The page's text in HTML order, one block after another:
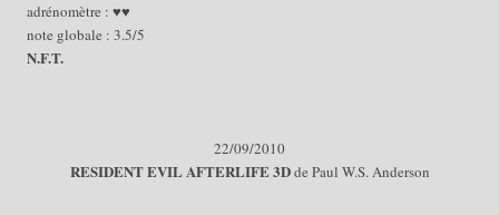
adrénomètre : ♥♥
note globale : 3.5/5
N.F.T.
22/09/2010
RESIDENT EVIL AFTERLIFE 3Dde Paul W.S. Anderson